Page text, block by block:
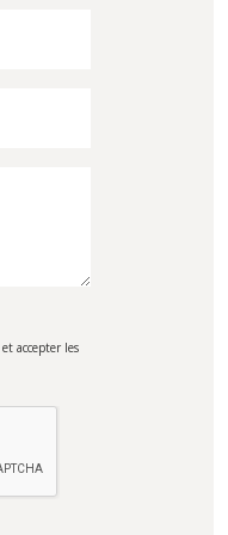
et accepter les